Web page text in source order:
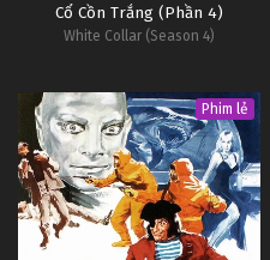
Cổ Cồn Trắng (Phần 4)
White Collar (Season 4)
Phim lẻ